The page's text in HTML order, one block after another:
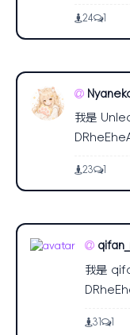
24 1
我是
23 1
我是
31 1